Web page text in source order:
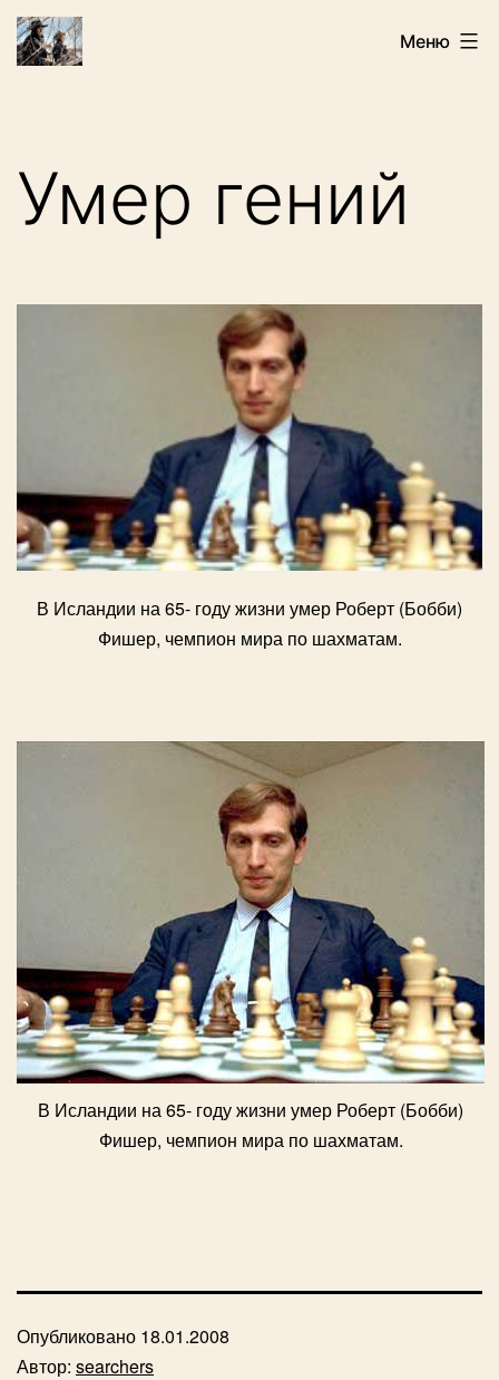
Перейти
Искатели Меню
Умер гений
В Исландии на 65- году жизни умер Роберт (Бобби)
Фишер, чемпион мира по шахматам.
В Исландии на 65- году жизни умер Роберт (Бобби)
Фишер, чемпион мира по шахматам.
Опубликовано 18.01.2008
Автор: searchers